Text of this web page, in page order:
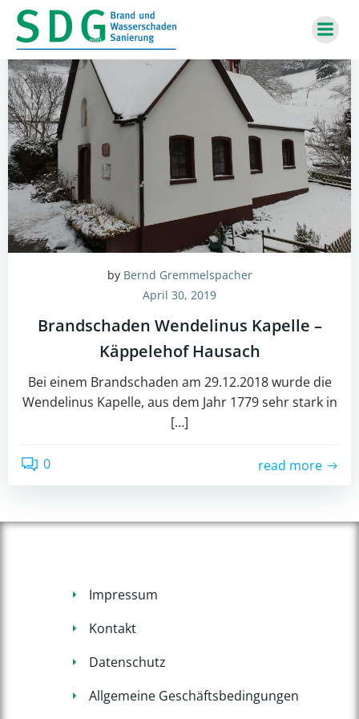
by Bernd Gremmelspacher
April 30, 2019
Brandschaden Wendelinus Kapelle –
Käppelehof Hausach
Bei einem Brandschaden am 29.12.2018 wurde die
Wendelinus Kapelle, aus dem Jahr 1779 sehr stark in
[…]
0 read more
Impressum
Kontakt
Datenschutz
Allgemeine Geschäftsbedingungen